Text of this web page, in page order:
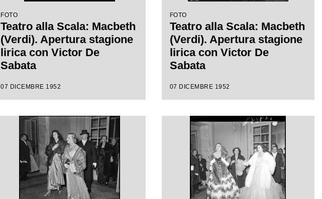
FOTO
Teatro alla Scala: Macbeth
(Verdi). Apertura stagione
lirica con Victor De
Sabata
07 DICEMBRE 1952
FOTO
Teatro alla Scala: Macbeth
(Verdi). Apertura stagione
lirica con Victor De
Sabata
07 DICEMBRE 1952